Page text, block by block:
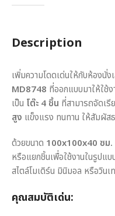
Description
เพิ่มความโดดเด่นให้กับห้องนั่
MD8748 ที่ออกแบบมาให้ใช้
เป็น โต๊ะ 4 ชิ้น ที่สามารถจัดเรี
สูง แข็งแรง ทนทาน ให้สัมผัส
ด้วยขนาด 100x100x40 ซม.
หรือแยกชิ้นเพื่อใช้งานในรูปแบ
สไตล์โมเดิร์น มินิมอล หรือวินเ
คุณสมบัติเด่น: